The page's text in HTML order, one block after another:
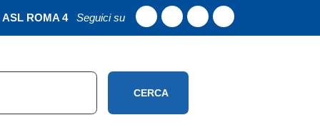
ASL ROMA 4 Seguici su
CERCA